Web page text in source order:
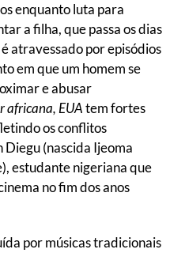
enquanto luta para
a filha, que passa os dias
atravessado por episódios
em que um homem se
e abusar
africana, EUAtem fortes
os conflitos
(nascida Ijeoma
estudante nigeriana que
no fim dos anos
por músicas tradicionais